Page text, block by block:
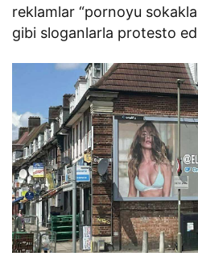
reklamlar “pornoyu
gibi sloganlarla protesto